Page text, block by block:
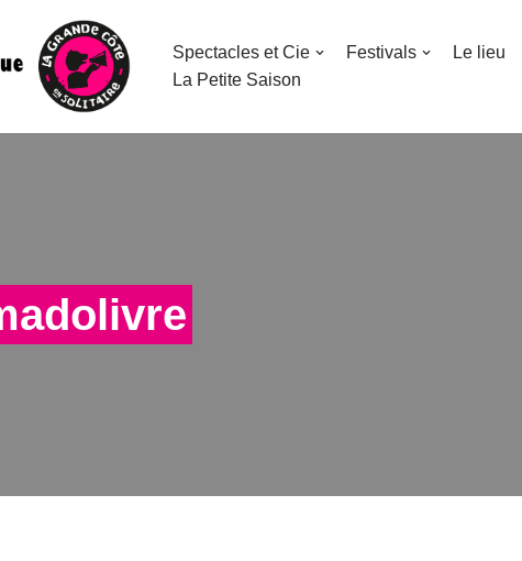
Spectacles et Cie Festivals Le lieu
La Petite Saison